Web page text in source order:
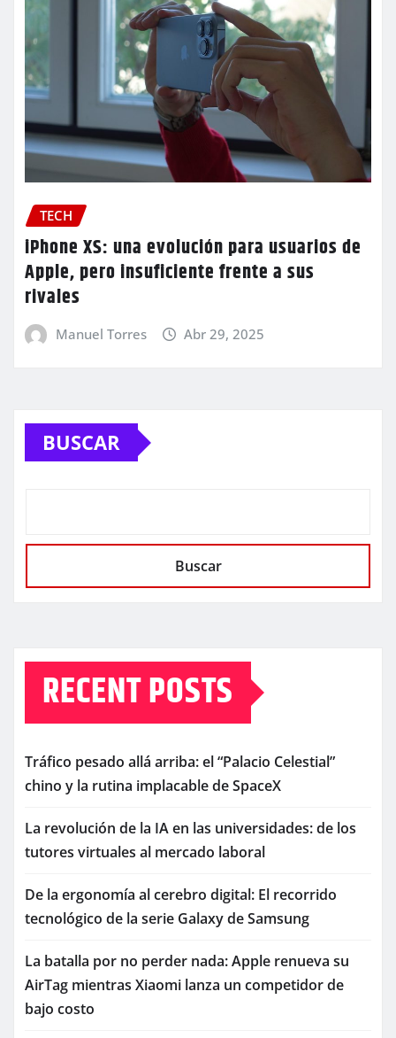
TECH
iPhone XS: una evolución para usuarios de
Apple, pero insuficiente frente a sus
rivales
Manuel Torres Abr 29, 2025
BUSCAR
Buscar
RECENT POSTS
Tráfico pesado allá arriba: el “Palacio Celestial”
chino y la rutina implacable de SpaceX
La revolución de la IA en las universidades: de los
tutores virtuales al mercado laboral
De la ergonomía al cerebro digital: El recorrido
tecnológico de la serie Galaxy de Samsung
La batalla por no perder nada: Apple renueva su
AirTag mientras Xiaomi lanza un competidor de
bajo costo